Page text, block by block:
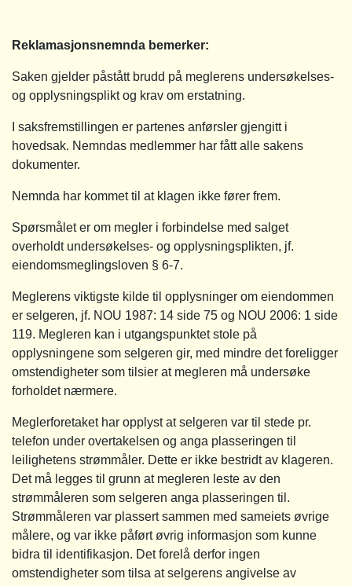
Reklamasjonsnemnda bemerker:
Saken gjelder påstått brudd på meglerens undersøkelses-
og opplysningsplikt og krav om erstatning.
I saksfremstillingen er partenes anførsler gjengitt i
hovedsak. Nemndas medlemmer har fått alle sakens
dokumenter.
Nemnda har kommet til at klagen ikke fører frem.
Spørsmålet er om megler i forbindelse med salget
overholdt undersøkelses- og opplysningsplikten, jf.
eiendomsmeglingsloven § 6-7.
Meglerens viktigste kilde til opplysninger om eiendommen
er selgeren, jf. NOU 1987: 14 side 75 og NOU 2006: 1 side
119. Megleren kan i utgangspunktet stole på
opplysningene som selgeren gir, med mindre det foreligger
omstendigheter som tilsier at megleren må undersøke
forholdet nærmere.
Meglerforetaket har opplyst at selgeren var til stede pr.
telefon under overtakelsen og anga plasseringen til
leilighetens strømmåler. Dette er ikke bestridt av klageren.
Det må legges til grunn at megleren leste av den
strømmåleren som selgeren anga plasseringen til.
Strømmåleren var plassert sammen med sameiets øvrige
målere, og var ikke påført øvrig informasjon som kunne
bidra til identifikasjon. Det forelå derfor ingen
omstendigheter som tilsa at selgerens angivelse av